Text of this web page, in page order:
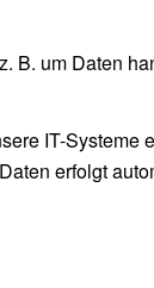
B. um Daten
IT-Systeme
erfolgt